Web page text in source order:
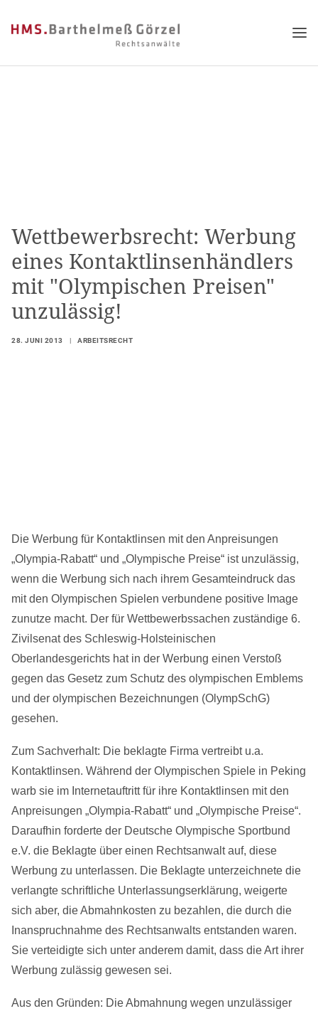
Wettbewerbsrecht: Werbung
eines Kontaktlinsenhändlers
mit "Olympischen Preisen"
unzulässig!
28. JUNI 2013 | ARBEITSRECHT
Die Werbung für Kontaktlinsen mit den Anpreisungen
„Olympia-Rabatt“ und „Olympische Preise“ ist unzulässig,
wenn die Werbung sich nach ihrem Gesamteindruck das
mit den Olympischen Spielen verbundene positive Image
zunutze macht. Der für Wettbewerbssachen zuständige 6.
Zivilsenat des Schleswig-Holsteinischen
Oberlandesgerichts hat in der Werbung einen Verstoß
gegen das Gesetz zum Schutz des olympischen Emblems
und der olympischen Bezeichnungen (OlympSchG)
gesehen.
Zum Sachverhalt: Die beklagte Firma vertreibt u.a.
Kontaktlinsen. Während der Olympischen Spiele in Peking
warb sie im Internetauftritt für ihre Kontaktlinsen mit den
Anpreisungen „Olympia-Rabatt“ und „Olympische Preise“.
Daraufhin forderte der Deutsche Olympische Sportbund
e.V. die Beklagte über einen Rechtsanwalt auf, diese
Werbung zu unterlassen. Die Beklagte unterzeichnete die
verlangte schriftliche Unterlassungserklärung, weigerte
sich aber, die Abmahnkosten zu bezahlen, die durch die
Inanspruchnahme des Rechtsanwalts entstanden waren.
Sie verteidigte sich unter anderem damit, dass die Art ihrer
Werbung zulässig gewesen sei.
Aus den Gründen: Die Abmahnung wegen unzulässiger